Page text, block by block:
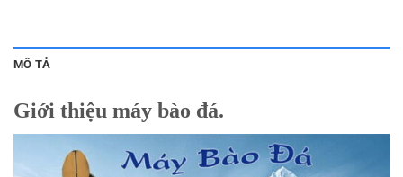
MÔ TẢ
Giới thiệu máy bào đá.